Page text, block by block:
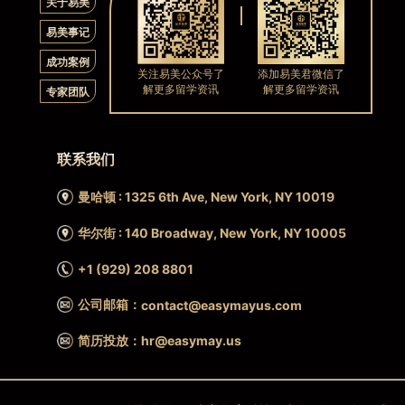
易美事记
成功案例
专家团队
联系我们
曼哈顿 : 1325 6th Ave, New York, NY 10019
华尔街 : 140 Broadway, New York, NY 10005
+1 (929) 208 8801
公司邮箱：contact@easymayus.com
简历投放：hr@easymay.us
关注易美公众号了
解更多留学资讯
添加易美君微信了
解更多留学资讯